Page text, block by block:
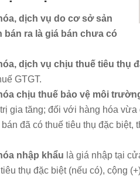
dịch vụ do cơ sở sản
bán ra là giá bán chưa có
dịch vụ chịu thuế tiêu thụ
GTGT.
chịu thuế bảo vệ môi
gia tăng; đối với hàng hóa
đã có thuế tiêu thụ đặc
nhập khẩu là giá nhập tại
thụ đặc biệt (nếu có), cộng